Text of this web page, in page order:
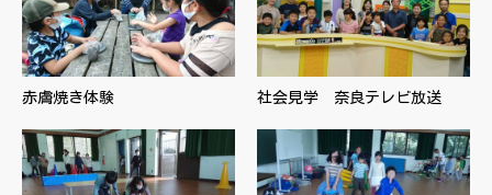
赤膚焼き体験 社会見学 奈良テレビ放送